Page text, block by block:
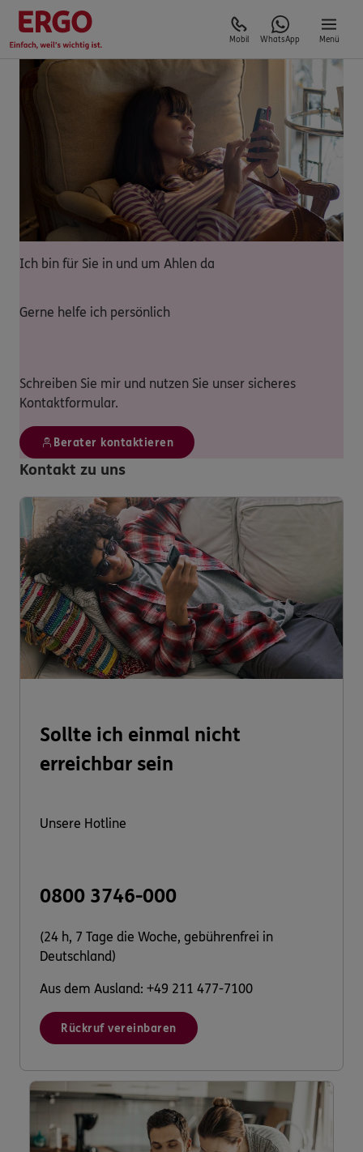
Mobil WhatsApp Menü
Ich bin für Sie in und um Ahlen da
Gerne helfe ich persönlich
Schreiben Sie mir und nutzen Sie unser sicheres
Kontaktformular.
Berater kontaktieren
Kontakt zu uns
Sollte ich einmal nicht
erreichbar sein
Unsere Hotline
0800 3746-000
(24 h, 7 Tage die Woche, gebührenfrei in
Deutschland)
Aus dem Ausland: +49 211 477-7100
Rückruf vereinbaren